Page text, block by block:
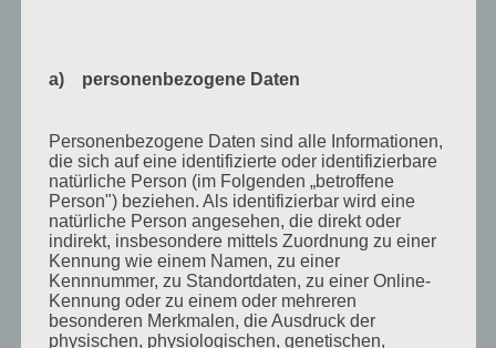
September 2010
Juli 2010
Juni 2010
Mai 2010
April 2010
März 2010
a) personenbezogene Daten
Personenbezogene Daten sind alle Informationen,
die sich auf eine identifizierte oder identifizierbare
natürliche Person (im Folgenden „betroffene
Person") beziehen. Als identifizierbar wird eine
natürliche Person angesehen, die direkt oder
indirekt, insbesondere mittels Zuordnung zu einer
Kennung wie einem Namen, zu einer
Kennnummer, zu Standortdaten, zu einer Online-
Kennung oder zu einem oder mehreren
besonderen Merkmalen, die Ausdruck der
physischen, physiologischen, genetischen,